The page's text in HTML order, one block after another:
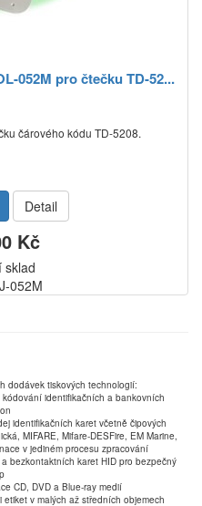
052M pro čtečku TD-52...
čárového kódu TD-5208.
Detail
Kč
sklad
052M
dodávek tiskových technologií:
kódování identifikačních a bankovních
identifikačních karet včetně čipových
MIFARE, Mifare-DESFire, EM Marine,
v jediném procesu zpracování
bezkontaktních karet HID pro bezpečný
CD, DVD a Blue-ray medií
v malých až středních objemech